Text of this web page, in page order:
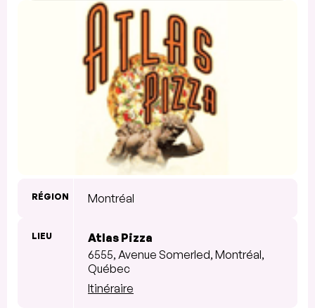
RÉGION Montréal
LIEU
Atlas Pizza
6555, Avenue Somerled, Montréal,
Québec
Itinéraire